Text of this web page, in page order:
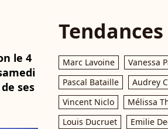
le 4
ses
Tendances
Marc Lavoine
Vanessa
Pascal Bataille
Audrey
Vincent Niclo
Mélissa
Louis Ducruet
Emilie